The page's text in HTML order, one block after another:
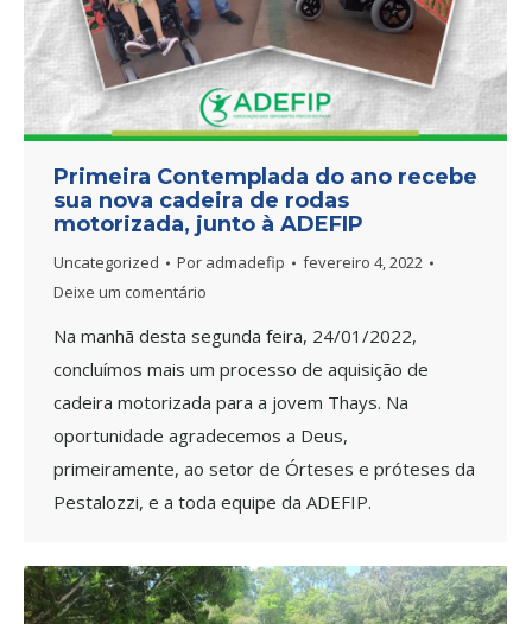
Primeira Contemplada do ano recebe
sua nova cadeira de rodas
motorizada, junto à ADEFIP
Uncategorized Por admadefip
fevereiro 4, 2022
Deixe um comentário
Na manhã desta segunda feira, 24/01/2022,
concluímos mais um processo de aquisição de
cadeira motorizada para a jovem Thays. Na
oportunidade agradecemos a Deus,
primeiramente, ao setor de Órteses e próteses da
Pestalozzi, e a toda equipe da ADEFIP.